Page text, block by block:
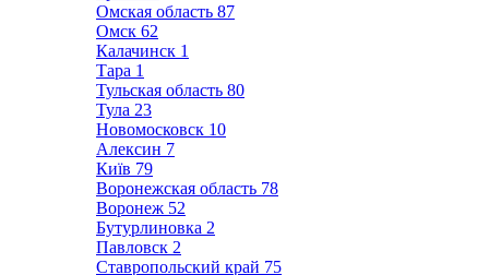
Омская область 87
Омск 62
Калачинск 1
Тара 1
Тульская область 80
Тула 23
Новомосковск 10
Алексин 7
Київ 79
Воронежская область 78
Воронеж 52
Бутурлиновка 2
Павловск 2
Ставропольский край 75